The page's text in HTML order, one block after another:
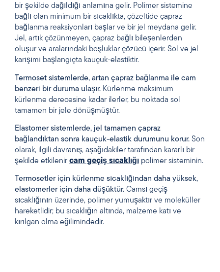
bir şekilde dağıldığı anlamına gelir. Polimer sistemine
bağlı olan minimum bir sıcaklıkta, çözeltide çapraz
bağlanma reaksiyonları başlar ve bir jel meydana gelir.
Jel, artık çözünmeyen, çapraz bağlı bileşenlerden
oluşur ve aralarındaki boşluklar çözücü içerir. Sol ve jel
karışımı başlangıçta kauçuk-elastiktir.
Termoset sistemlerde, artan çapraz bağlanma ile cam
benzeri bir duruma ulaşır.
kürlenme derecesine kadar ilerler, bu noktada sol
tamamen bir jele dönüşmüştür.
Elastomer sistemlerde, jel tamamen çapraz
bağlandıktan sonra kauçuk-elastik durumunu korur. Son
olarak, ilgili davranış, aşağıdakiler tarafından kararlı bir
şekilde etkilenir cam geçiş sıcaklığı polimer sisteminin.
Termosetler için kürlenme sıcaklığından daha yüksek,
elastomerler için daha düşüktür.
sıcaklığının üzerinde, polimer yumuşaktır ve moleküller
hareketlidir; bu sıcaklığın altında, malzeme katı ve
kırılgan olma eğilimindedir.